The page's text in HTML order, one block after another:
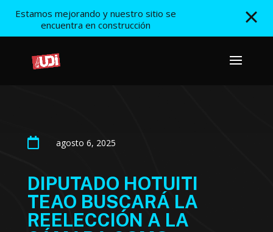
Estamos mejorando y nuestro sitio se
encuentra en construcción
 agosto 6, 2025
DIPUTADO HOTUITI
TEAO BUSCARÁ LA
REELECCIÓN A LA